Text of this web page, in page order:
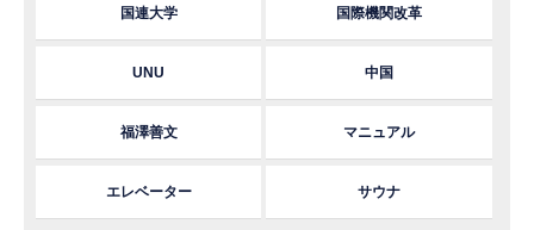
国連大学 国際機関改革
UNU 中国
福澤善文 マニュアル
エレベーター サウナ